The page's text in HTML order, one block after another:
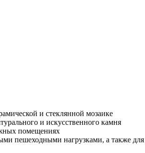
и стеклянной мозаике
и искусственного камня
помещениях
пешеходными нагрузками, а также